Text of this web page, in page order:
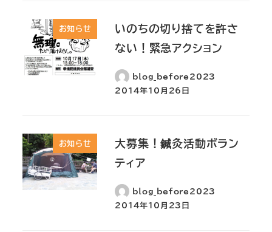
お知らせ
いのちの切り捨てを許さ
ない！緊急アクション
blog_before2023
2014年10月26日
お知らせ
大募集！鍼灸活動ボラン
ティア
blog_before2023
2014年10月23日